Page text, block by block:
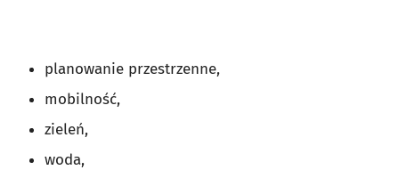
planowanie przestrzenne,
mobilność,
zieleń,
woda,